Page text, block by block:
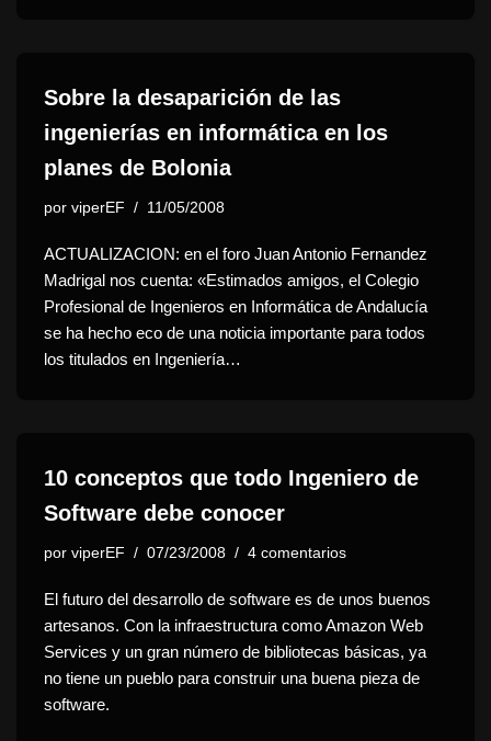
Sobre la desaparición de las
ingenierías en informática en los
planes de Bolonia
por viperEF 11/05/2008
ACTUALIZACION: en el foro Juan Antonio Fernandez
Madrigal nos cuenta: «Estimados amigos, el Colegio
Profesional de Ingenieros en Informática de Andalucía
se ha hecho eco de una noticia importante para todos
los titulados en Ingeniería…
10 conceptos que todo Ingeniero de
Software debe conocer
por viperEF 07/23/2008 4 comentarios
El futuro del desarrollo de software es de unos buenos
artesanos. Con la infraestructura como Amazon Web
Services y un gran número de bibliotecas básicas, ya
no tiene un pueblo para construir una buena pieza de
software.